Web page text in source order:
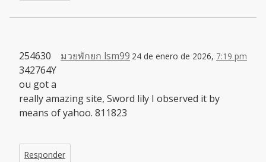
มวยพักยก lsm99 24 de enero de 2026, 7:19 pm
254630
342764Y
ou got a
really amazing site, Sword lily I observed it by
means of yahoo. 811823
Responder